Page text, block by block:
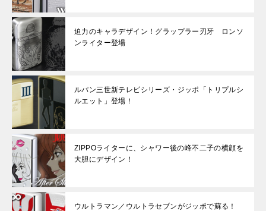
迫力のキャラデザイン！グラップラー刃牙 ロンソ
ンライター登場
ルパン三世新テレビシリーズ・ジッポ「トリプルシ
ルエット」登場！
ZIPPOライターに、シャワー後の峰不二子の横顔を
大胆にデザイン！
ウルトラマン／ウルトラセブンがジッポで蘇る！